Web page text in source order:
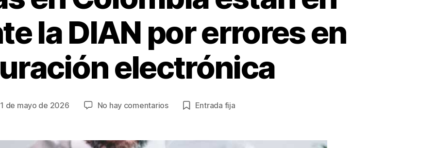
la DIAN por errores en
electrónica
de mayo de 2026 No hay comentariosen
Colombia
Entrada fija